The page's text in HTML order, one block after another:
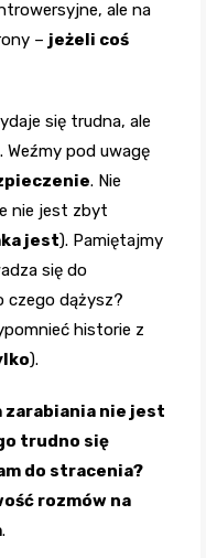
ale na
– jeżeli coś
się trudna, ale
. Weźmy pod uwagę
. Nie
nie jest zbyt
jest). Pamiętajmy
się do
czego dążysz?
historie z
).
zarabiania nie jest
trudno się
do stracenia?
rozmów na
.